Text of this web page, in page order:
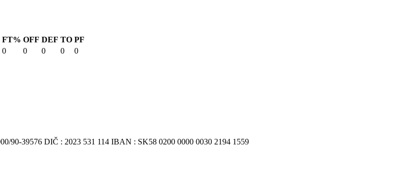
FT% OFF DEF TO PF
0 0 0 0 0
90-39576 DIČ : 2023 531 114 IBAN : SK58 0200 0000 0030 2194 1559